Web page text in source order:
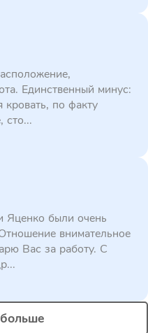
Единственный минус:
кровать, по факту
сто...
Яценко были очень
внимательное
Вас за работу. С